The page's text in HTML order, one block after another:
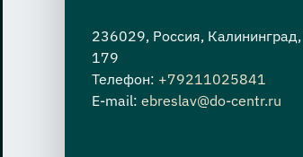
236029, Россия,
179
Телефон: +79211025841
E-mail: ebreslav@do-centr.ru